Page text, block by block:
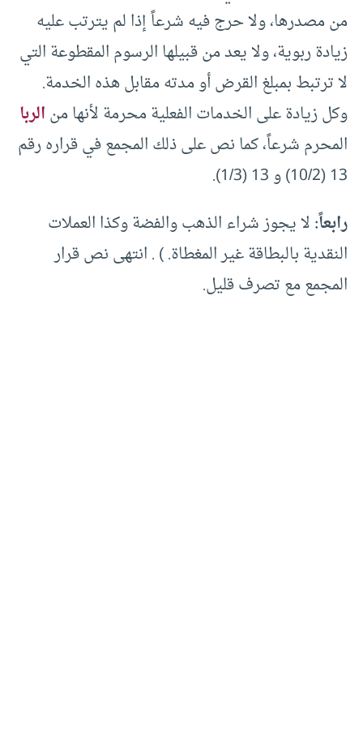
من مصدرها، ولا حرج فيه شرعاً إذا لم يترتب عليه
زيادة ربوية، ولا يعد من قبيلها الرسوم المقطوعة التي
لا ترتبط بمبلغ القرض أو مدته مقابل هذه الخدمة.
وكل زيادة على الخدمات الفعلية محرمة لأنها منالربا
المحرم شرعاً، كما نص على ذلك المجمع في قراره رقم
13 (10/2) و 13 (1/3).
رابعاً:لا يجوز شراء الذهب والفضة وكذا العملات
النقدية بالبطاقة غير المغطاة. ) . انتهى نص قرار
المجمع مع تصرف قليل.